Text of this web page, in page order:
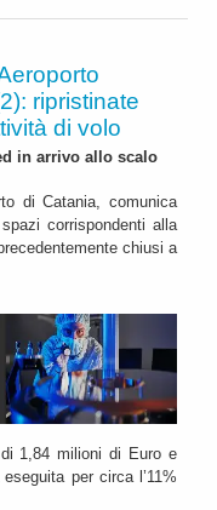
ripristinate
di volo
in arrivo allo scalo
di Catania, comunica
corrispondenti alla
chiusi a
1,84 milioni di Euro e
per circa l’11%